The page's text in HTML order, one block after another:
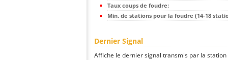
Taux coups de foudre:
Min. de stations pour la foudre (14-18
Dernier Signal
Affiche le dernier signal transmis par la